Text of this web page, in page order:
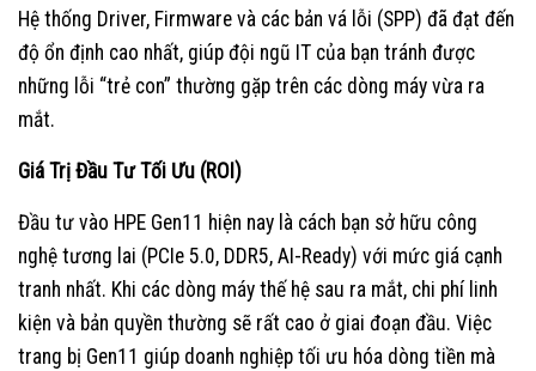
Hệ thống Driver, Firmware và các bản vá lỗi (SPP) đã đạt đến
độ ổn định cao nhất, giúp đội ngũ IT của bạn tránh được
những lỗi “trẻ con” thường gặp trên các dòng máy vừa ra
mắt.
Giá Trị Đầu Tư Tối Ưu (ROI)
Đầu tư vào HPE Gen11 hiện nay là cách bạn sở hữu công
nghệ tương lai (PCIe 5.0, DDR5, AI-Ready) với mức giá cạnh
tranh nhất. Khi các dòng máy thế hệ sau ra mắt, chi phí linh
kiện và bản quyền thường sẽ rất cao ở giai đoạn đầu. Việc
trang bị Gen11 giúp doanh nghiệp tối ưu hóa dòng tiền mà